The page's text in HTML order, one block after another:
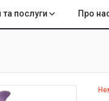
та послуги Про